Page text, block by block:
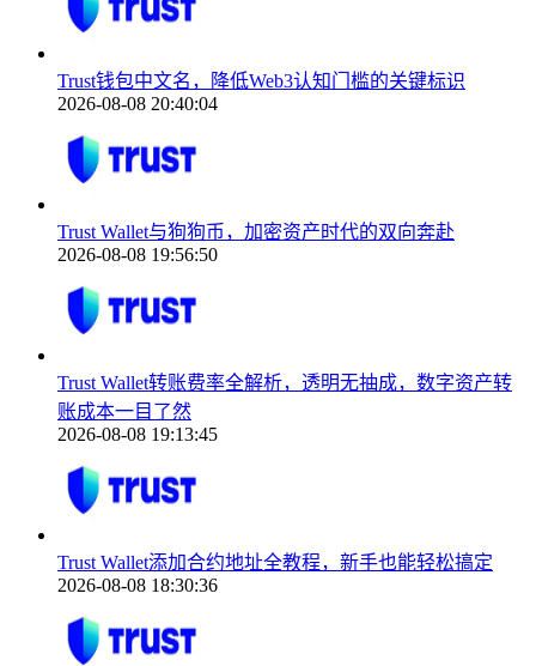
Trust钱包中文名，降低Web3认知门槛的关键标识
2026-08-08 20:40:04
Trust Wallet与狗狗币，加密资产时代的双向奔赴
2026-08-08 19:56:50
Trust Wallet转账费率全解析，透明无抽成，数字资产转
账成本一目了然
2026-08-08 19:13:45
Trust Wallet添加合约地址全教程，新手也能轻松搞定
2026-08-08 18:30:36